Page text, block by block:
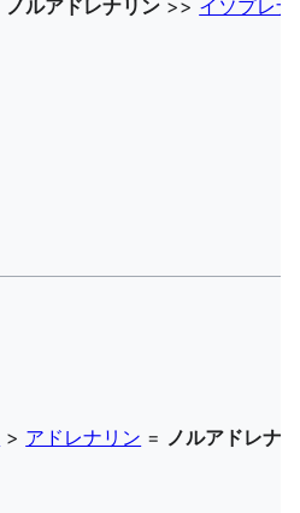
ノルアドレナリン >> イソプレ
> アドレナリン = ノルアドレナ